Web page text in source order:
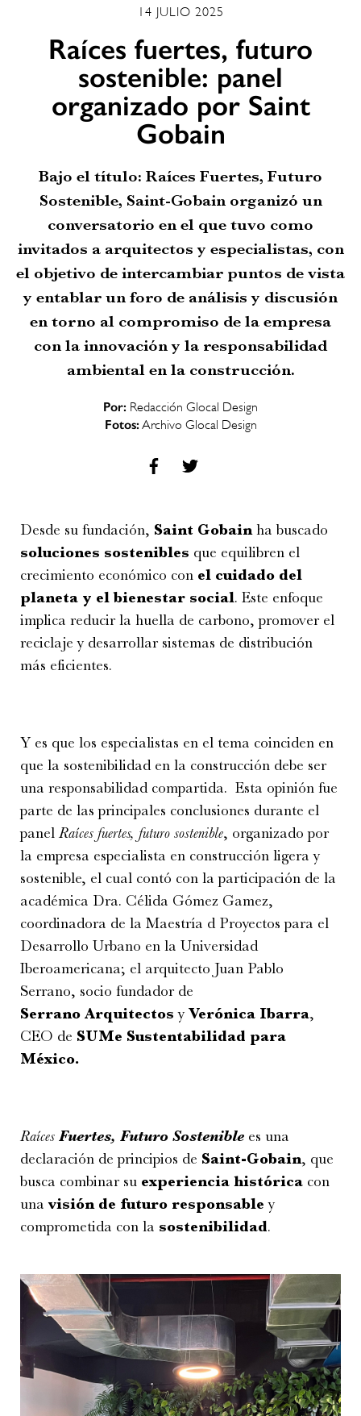
14 JULIO 2025
Raíces fuertes, futuro
sostenible: panel
organizado por Saint
Gobain
Bajo el título: Raíces Fuertes, Futuro
Sostenible, Saint-Gobain organizó un
conversatorio en el que tuvo como
invitados a arquitectos y especialistas, con
el objetivo de intercambiar puntos de vista
y entablar un foro de análisis y discusión
en torno al compromiso de la empresa
con la innovación y la responsabilidad
ambiental en la construcción.
Por: Redacción Glocal Design
Fotos: Archivo Glocal Design
Desde su fundación, Saint Gobainha buscado
soluciones sostenibles que equilibren el
crecimiento económico con el cuidado del
planeta y el bienestar social. Este enfoque
implica reducir la huella de carbono, promover el
reciclaje y desarrollar sistemas de distribución
más eficientes.
Y es que los especialistas en el tema coinciden en
que la sostenibilidad en la construcción debe ser
una responsabilidad compartida. Esta opinión fue
parte de las principales conclusiones durante el
panel Raíces fuertes, futuro sostenible, organizado por
la empresa especialista en construcción ligera y
sostenible, el cual contó con la participación de la
académica Dra. Célida Gómez Gamez,
coordinadora de la Maestría d Proyectos para el
Desarrollo Urbano en la Universidad
Iberoamericana; el arquitecto Juan Pablo
Serrano, socio fundador de
Serrano Arquitectos y Verónica Ibarra,
CEO de SUMe Sustentabilidad para
México.
Raíces Fuertes, Futuro Sostenible es una
declaración de principios de Saint-Gobain, que
busca combinar su experiencia histórica con
unavisión de futuro responsable y
comprometida con la sostenibilidad.